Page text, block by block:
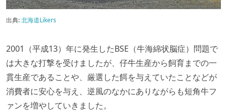
出典:北海道Likers
2001（平成13）年に発生したBSE（牛海綿状脳症）問題で
は大きな打撃を受けましたが、仔牛生産から飼育までの一
貫生産であることや、厳選した餌を与えていたことなどが
消費者に安心を与え、逆風のなかにありながらも短角牛フ
ァンを増やしていきました。